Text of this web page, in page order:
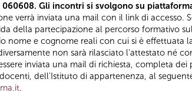
Gli incontri si svolgono su
verrà inviata una mail con il link di accesso.
della partecipazione al percorso formativo
nome e cognome reali con cui si è effettuata
non sarà rilasciato l'attestato né
inviata una mail di richiesta, completa
dell'Istituto di appartenenza, al
.